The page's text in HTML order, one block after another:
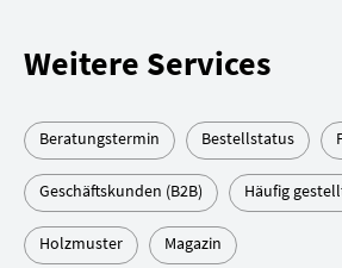
Weitere Services
Beratungstermin Bestellstatus
Geschäftskunden (B2B) Häufig
Holzmuster Magazin